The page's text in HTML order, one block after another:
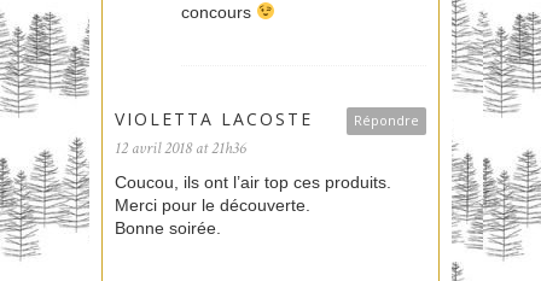
concours
Répondre
VIOLETTA LACOSTE
12 avril 2018 at 21h36
Coucou, ils ont l’air top ces produits.
Merci pour le découverte.
Bonne soirée.